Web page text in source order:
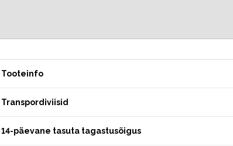
Tooteinfo
Transpordiviisid
14-päevane tasuta tagastusõigus